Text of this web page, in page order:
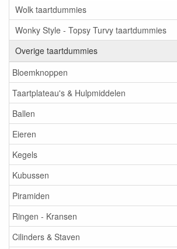
Wolk taartdummies
Wonky Style - Topsy Turvy taartdummies
Overige taartdummies
Bloemknoppen
Taartplateau's & Hulpmiddelen
Ballen
Eieren
Kegels
Kubussen
Piramiden
Ringen - Kransen
Cilinders & Staven